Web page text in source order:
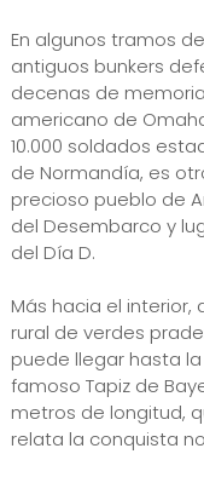
En algunos tramos
antiguos bunkers
decenas de
americano de
10.000 soldados
de Normandía, es
precioso pueblo de
del Desembarco y
del Día D.
Más hacia el
rural de verdes
puede llegar hasta
famoso Tapiz de
metros de longitud,
relata la conquista